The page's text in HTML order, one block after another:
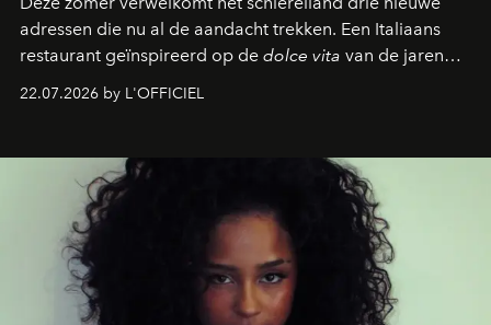
adressen die nu al de aandacht trekken. Een Italiaans
restaurant geïnspireerd op de dolce vita van de jaren
zestig, een Japanse hotspot die na zonsondergang
verandert in een bruisende ontmoetingsplek en de
neerstrijkt in Saint-Tropez. Dit zijn de nieuwe adressen
die deze zomer de toon zetten, van lange lunches tot
zwoele nachten.
22.07.2026 by L'OFFICIEL